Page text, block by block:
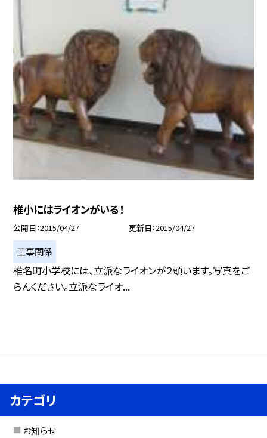
椎小にはライオンがいる！
公開日 2015/04/27 更新日 2015/04/27
工事関係
椎名町小学校には、立派なライオンが２頭います。写真をご
らんください。立派なライオ...
カテゴリ
お知らせ